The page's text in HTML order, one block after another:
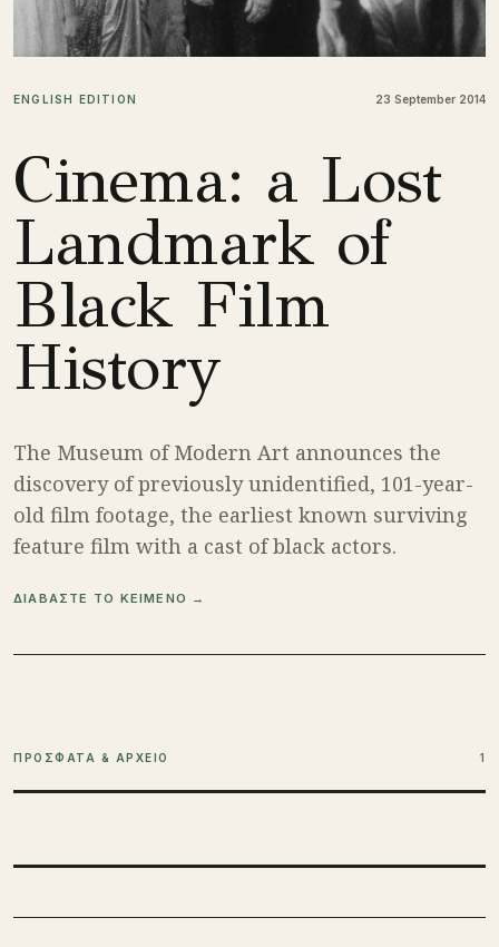
ENGLISH EDITION 23 September 2014
Cinema: a Lost
Landmark of
Black Film
History
The Museum of Modern Art announces the
discovery of previously unidentified, 101-year-
old film footage, the earliest known surviving
feature film with a cast of black actors.
ΔΙΑΒΑΣΤΕ ΤΟ ΚΕΙΜΕΝΟ →
ΠΡΟΣΦΑΤΑ & ΑΡΧΕΙΟ 1